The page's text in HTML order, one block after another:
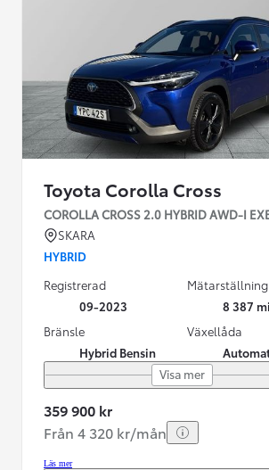
Toyota Corolla Cross
COROLLA CROSS 2.0 HYBRID AWD-I
SKARA
HYBRID
Registrerad
09-2023
Mätarställning
8 387
Bränsle
Hybrid Bensin
Växellåda
Visa mer
359 900 kr
Från 4 320 kr/mån
Läs mer